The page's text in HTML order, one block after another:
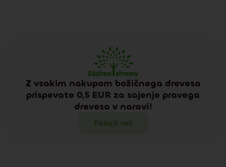
Z vsakim nakupom božičnega drevesa
prispevate 0,5 EUR za sajenje pravega
drevesa v naravi!
Pokaži več